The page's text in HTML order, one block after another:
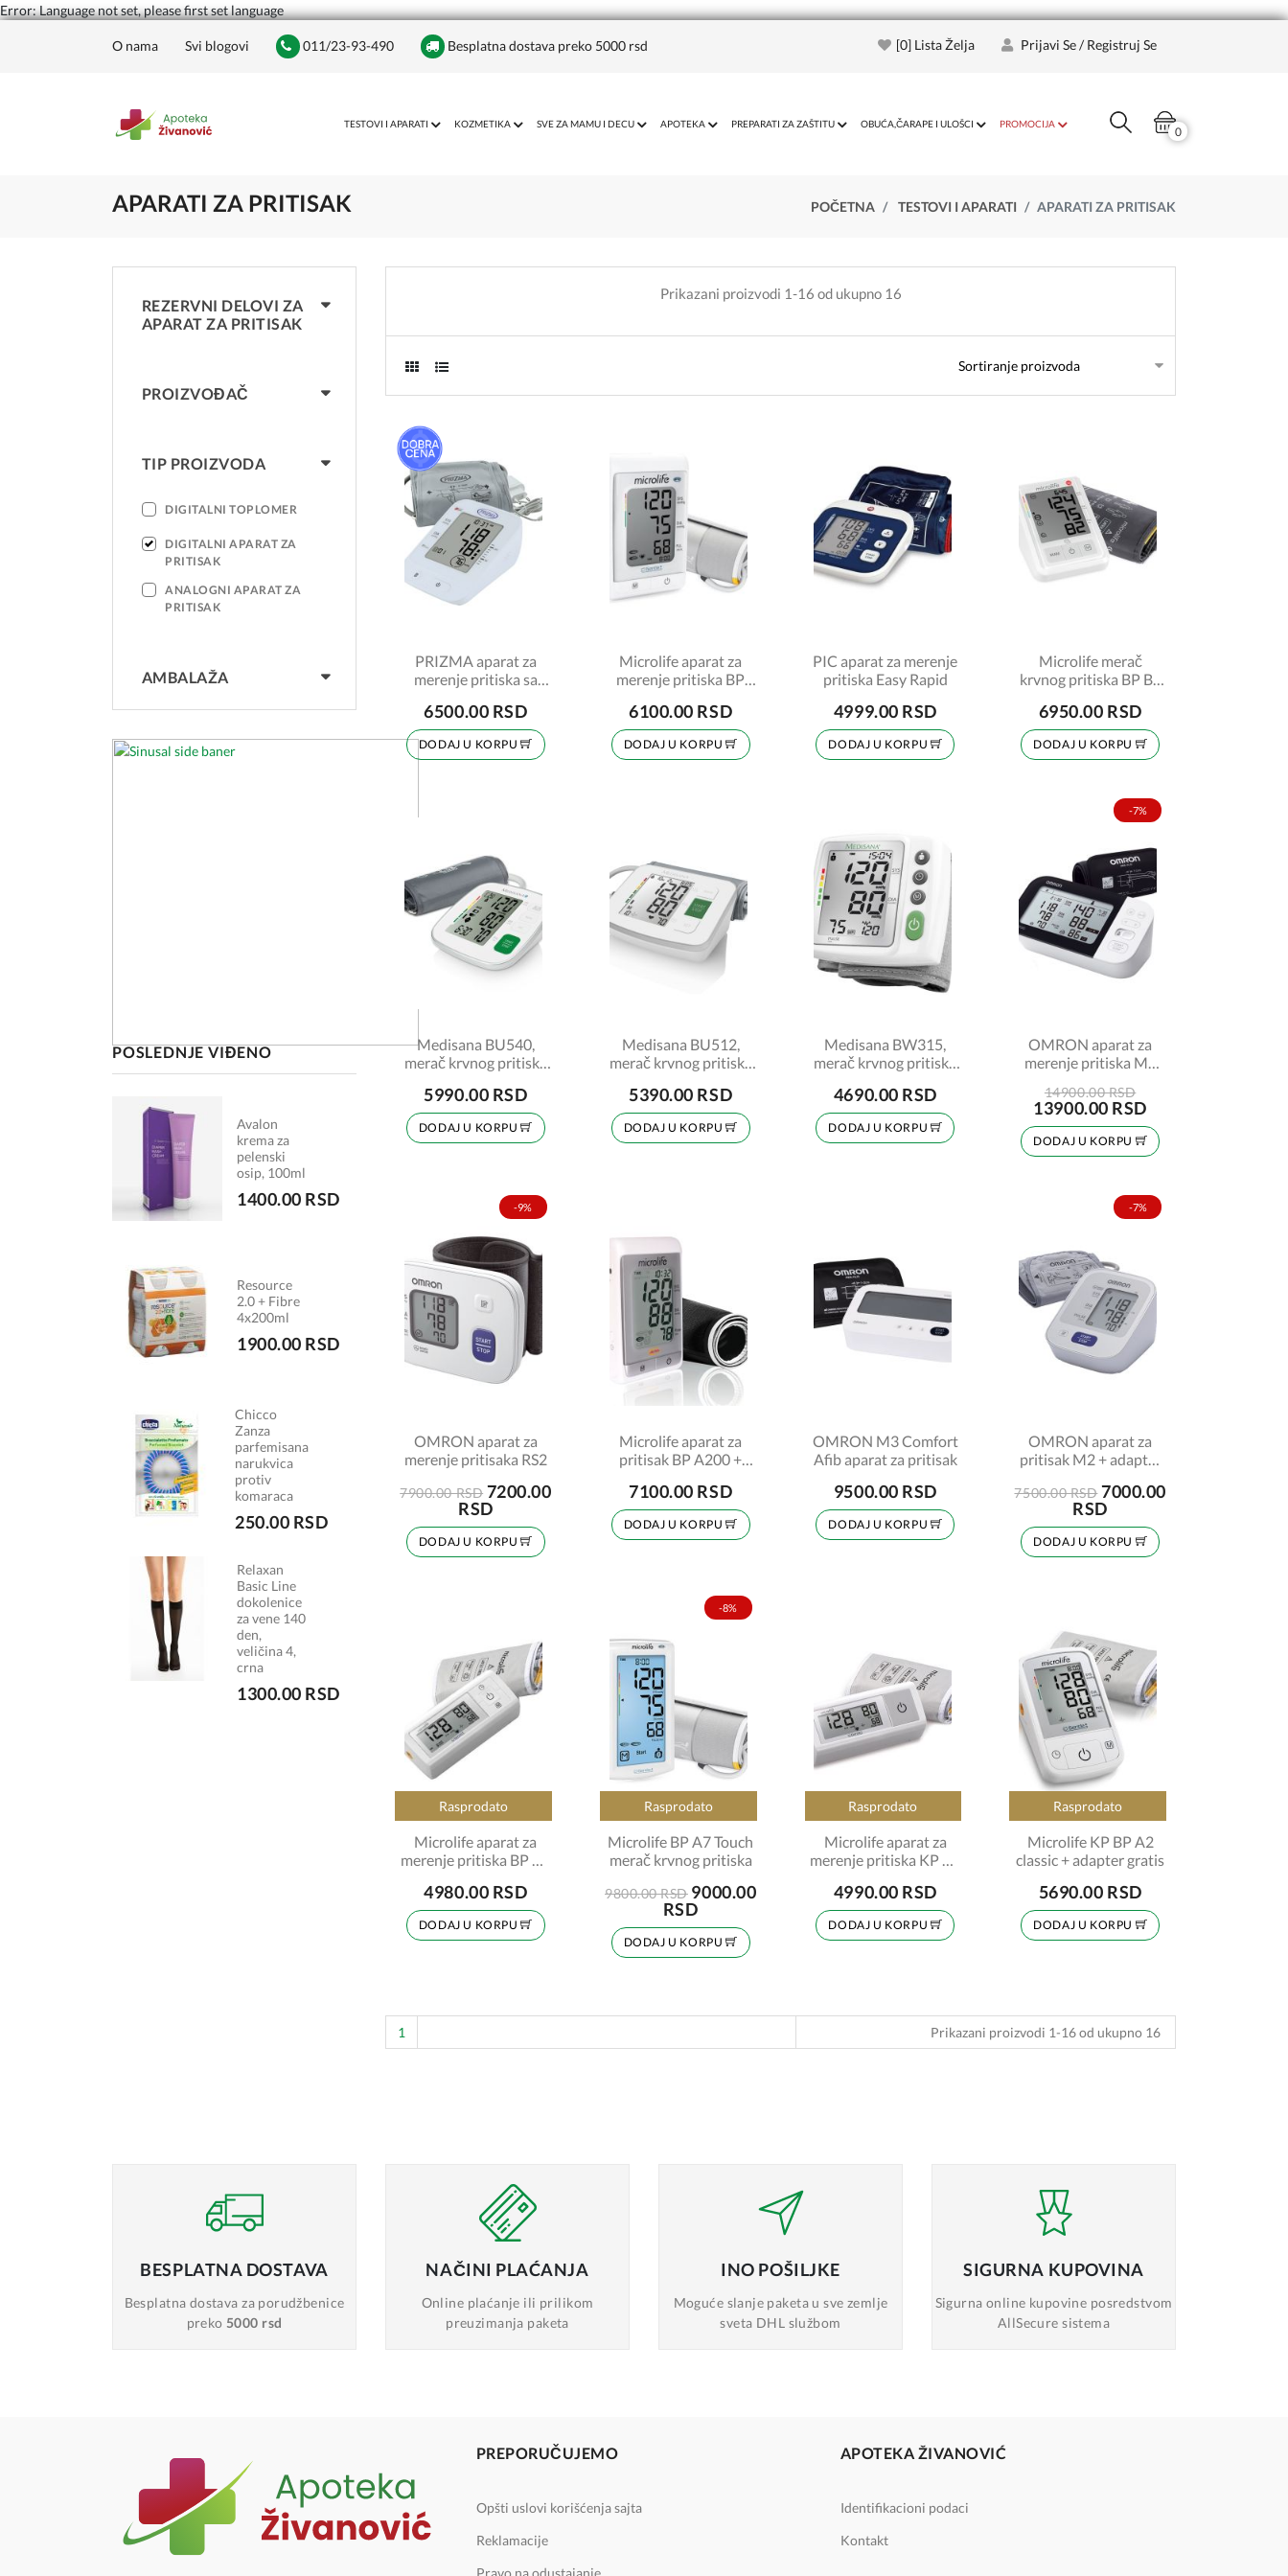
Error: Language not set, please first set language
O nama Svi blogovi 011/23-93-490 Besplatna dostava preko 5000 rsd [0] Lista Želja Prijavi Se / Registruj Se
TESTOVI I APARATI KOZMETIKA SVE ZA MAMU I DECU APOTEKA PREPARATI ZA ZAŠTITU OBUĆA,ČARAPE I ULOŠCI PROMOCIJA
0
APARATI ZA PRITISAK POČETNA TESTOVI I APARATI APARATI ZA PRITISAK
REZERVNI DELOVI ZA
APARAT ZA PRITISAK
PROIZVOĐAČ
TIP PROIZVODA
DIGITALNI TOPLOMER
DIGITALNI APARAT ZA
PRITISAK
ANALOGNI APARAT ZA
PRITISAK
AMBALAŽA
POSLEDNJE VIĐENO
Avalon
krema za
pelenski
osip, 100ml
1400.00 RSD
Resource
2.0 + Fibre
4x200ml
1900.00 RSD
Chicco
Zanza
parfemisana
narukvica
protiv
komaraca
250.00 RSD
Relaxan
Basic Line
dokolenice
za vene 140
den,
veličina 4,
crna
1300.00 RSD
Prikazani proizvodi 1-16 od ukupno 16
PRIZMA aparat za
merenje pritiska sa
YE660E + adapter za
struju
6500.00 RSD
DODAJ U KORPU
Microlife aparat za
merenje pritiska BP
adapter za struju
6100.00 RSD
DODAJ U KORPU
PIC aparat za merenje
pritiska Easy Rapid
4999.00 RSD
DODAJ U KORPU
Microlife merač
krvnog pritiska BP B3
za struju
6950.00 RSD
DODAJ U KORPU
Medisana BU540,
merač krvnog pritiska
5990.00 RSD
DODAJ U KORPU
Medisana BU512,
merač krvnog pritiska
5390.00 RSD
DODAJ U KORPU
Medisana BW315,
merač krvnog pritiska
4690.00 RSD
DODAJ U KORPU
-7%
OMRON aparat za
merenje pritiska M7
adapter
14900.00 RSD
13900.00 RSD
DODAJ U KORPU
-9%
OMRON aparat za
merenje pritisaka RS2
7900.00 RSD 7200.00
RSD
DODAJ U KORPU
Microlife aparat za
pritisak BP A200 +
gratis
7100.00 RSD
DODAJ U KORPU
OMRON M3 Comfort
Afib aparat za pritisak
9500.00 RSD
DODAJ U KORPU
-7%
OMRON aparat za
pritisak M2 + adapter
7500.00 RSD 7000.00
RSD
DODAJ U KORPU
Rasprodato
Microlife aparat za
merenje pritiska BP A1
4980.00 RSD
DODAJ U KORPU
Rasprodato
-8%
Microlife BP A7 Touch
merač krvnog pritiska
9800.00 RSD 9000.00
RSD
DODAJ U KORPU
Rasprodato
Microlife aparat za
merenje pritiska KP BP
4990.00 RSD
DODAJ U KORPU
Rasprodato
Microlife KP BP A2
classic + adapter gratis
5690.00 RSD
DODAJ U KORPU
1 Prikazani proizvodi 1-16 od ukupno 16
BESPLATNA DOSTAVA
Besplatna dostavaza porudžbenice
preko 5000 rsd
NAČINI PLAĆANJA
Online plaćanje ili prilikom
preuzimanja paketa
INO POŠILJKE
Moguće slanje paketa u sve zemlje
sveta DHL službom
SIGURNA KUPOVINA
Sigurna online kupovine posredstvom
AllSecure sistema
PREPORUČUJEMO
Opšti uslovi korišćenja sajta
Reklamacije
Pravo na odustajanje
APOTEKA ŽIVANOVIĆ
Identifikacioni podaci
Kontakt